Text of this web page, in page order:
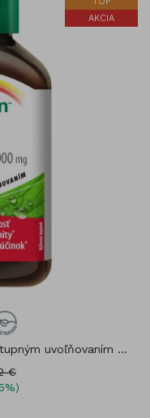
AKCIA
uvoľňovaním ...
€